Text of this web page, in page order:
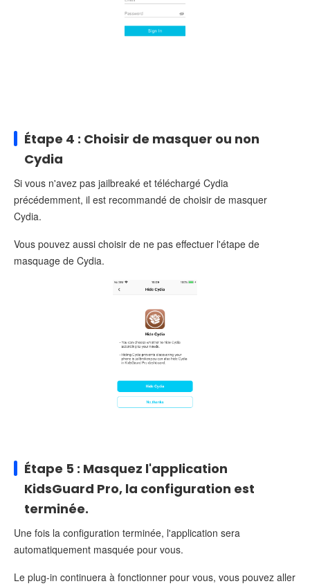
Étape 4 : Choisir de masquer ou non
Cydia
Si vous n'avez pas jailbreaké et téléchargé Cydia
précédemment, il est recommandé de choisir de masquer
Cydia.
Vous pouvez aussi choisir de ne pas effectuer l'étape de
masquage de Cydia.
Étape 5 : Masquez l'application
KidsGuard Pro, la configuration est
terminée.
Une fois la configuration terminée, l'application sera
automatiquement masquée pour vous.
Le plug-in continuera à fonctionner pour vous, vous pouvez aller